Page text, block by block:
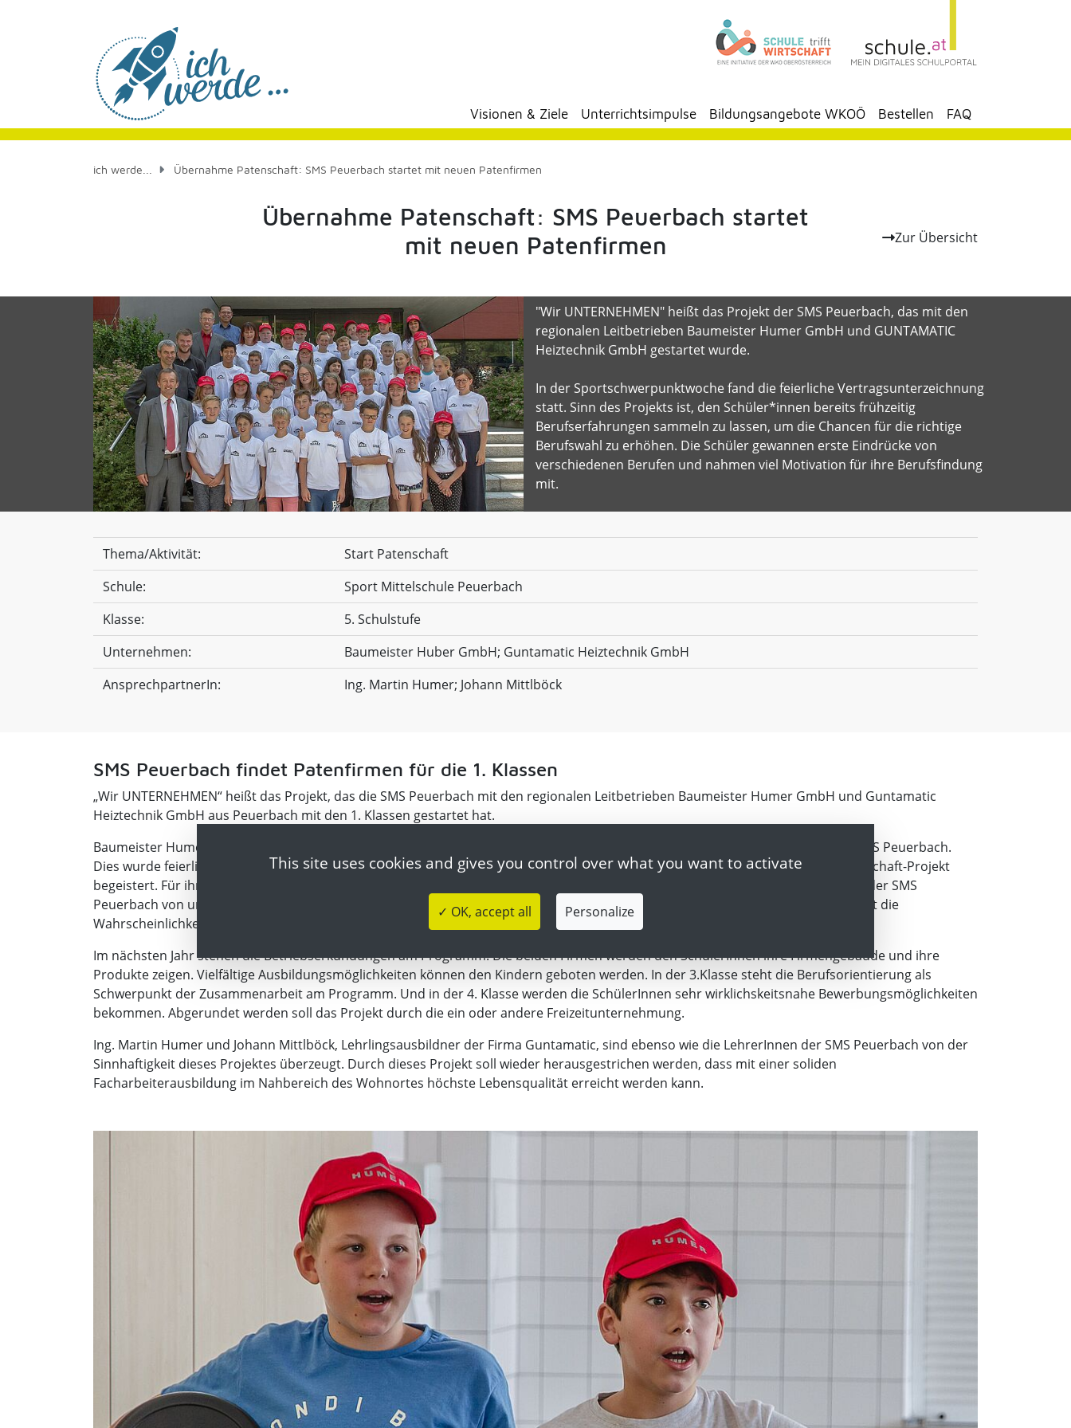
Visionen & Ziele Unterrichtsimpulse Bildungsangebote WKOÖ Bestellen FAQ
ich werde... Übernahme Patenschaft: SMS Peuerbach startet mit neuen Patenfirmen
Übernahme Patenschaft: SMS Peuerbach startet
mit neuen Patenfirmen
Zur Übersicht
"Wir UNTERNEHMEN" heißt das Projekt der SMS Peuerbach, das mit den
regionalen Leitbetrieben Baumeister Humer GmbH und GUNTAMATIC
Heiztechnik GmbH gestartet wurde.
In der Sportschwerpunktwoche fand die feierliche Vertragsunterzeichnung
statt. Sinn des Projekts ist, den Schüler*innen bereits frühzeitig
Berufserfahrungen sammeln zu lassen, um die Chancen für die richtige
Berufswahl zu erhöhen. Die Schüler gewannen erste Eindrücke von
verschiedenen Berufen und nahmen viel Motivation für ihre Berufsfindung
mit.
Thema/Aktivität:
Start Patenschaft
Schule:
Sport Mittelschule Peuerbach
Klasse:
5. Schulstufe
Unternehmen:
Baumeister Huber GmbH; Guntamatic Heiztechnik GmbH
AnsprechpartnerIn:
Ing. Martin Humer; Johann Mittlböck
SMS Peuerbach findet Patenfirmen für die 1. Klassen
„Wir UNTERNEHMEN“ heißt das Projekt, das die SMS Peuerbach mit den regionalen Leitbetrieben Baumeister Humer GmbH und Guntamatic
Heiztechnik GmbH aus Peuerbach mit den 1. Klassen gestartet hat.
Baumeister Humer und Guntamatic Heiztechnik übernehmen für die Dauer von 4 Jahren die Patenschaft für die 1a bzw. 1s der SMS Peuerbach.
Dies wurde feierlich mit Vertragsunterzeichnung vereinbart. Hans Moser von der WKO Grieskirchen ist von diesem Schule & Wirtschaft-Projekt
begeistert. Für ihn ist gerade vor dem Hintergrund des immer akuter werdenden Lehrlings- und Fachkräftemangels, die Initiative der SMS
Peuerbach von unschätzbarem Wert. Die Schüler*innen können hier bereits sehr frühzeitig Berufserfahrungen sammeln, damit ist die
Wahrscheinlichkeit, später den richtigen Beruf zu wählen, sehr groß.
Im nächsten Jahr stehen die Betriebserkundungen am Programm. Die beiden Firmen werden den SchülerInnen ihre Firmengebäude und ihre
Produkte zeigen. Vielfältige Ausbildungsmöglichkeiten können den Kindern geboten werden. In der 3.Klasse steht die Berufsorientierung als
Schwerpunkt der Zusammenarbeit am Programm. Und in der 4. Klasse werden die SchülerInnen sehr wirklichskeitsnahe Bewerbungsmöglichkeiten
bekommen. Abgerundet werden soll das Projekt durch die ein oder andere Freizeitunternehmung.
Ing. Martin Humer und Johann Mittlböck, Lehrlingsausbildner der Firma Guntamatic, sind ebenso wie die LehrerInnen der SMS Peuerbach von der
Sinnhaftigkeit dieses Projektes überzeugt. Durch dieses Projekt soll wieder herausgestrichen werden, dass mit einer soliden
Facharbeiterausbildung im Nahbereich des Wohnortes höchste Lebensqualität erreicht werden kann.
This site uses cookies and gives you control over what you want to activate
✓ OK, accept all Personalize